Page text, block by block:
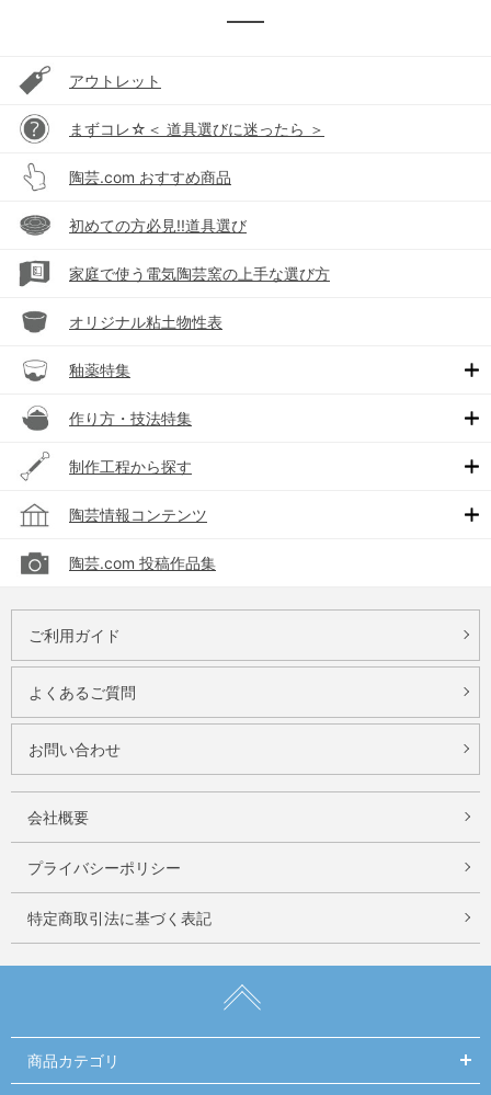
アウトレット
まずコレ☆＜ 道具選びに迷ったら ＞
陶芸.com おすすめ商品
初めての方必見!!道具選び
家庭で使う電気陶芸窯の上手な選び方
オリジナル粘土物性表
釉薬特集
作り方・技法特集
制作工程から探す
陶芸情報コンテンツ
陶芸.com 投稿作品集
ご利用ガイド
よくあるご質問
お問い合わせ
会社概要
プライバシーポリシー
特定商取引法に基づく表記
商品カテゴリ